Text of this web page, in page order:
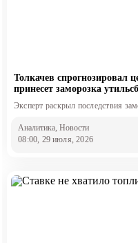
Толкачев спрогнозировал
принесет заморозка
Эксперт раскрыл последствия
Аналитика , Новости
08:00, 29 июля, 2026